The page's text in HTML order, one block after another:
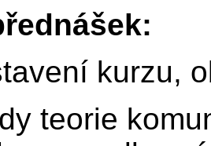
kurzu,
teorie